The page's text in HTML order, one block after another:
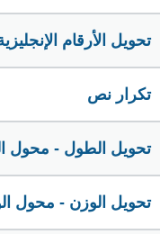
تحويل الأرقام
تكرار نص
تحويل الطول - محول
تحويل الوزن - محول